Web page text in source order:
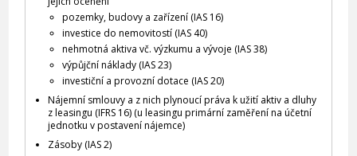
pozemky, budovy a zařízení (IAS 16)
investice do nemovitostí (IAS 40)
nehmotná aktiva vč. výzkumu a vývoje (IAS 38)
výpůjční náklady (IAS 23)
investiční a provozní dotace (IAS 20)
Nájemní smlouvy a z nich plynoucí práva k užití aktiv a dluhy
z leasingu (IFRS 16) (u leasingu primární zaměření na účetní
jednotku v postavení nájemce)
Zásoby (IAS 2)